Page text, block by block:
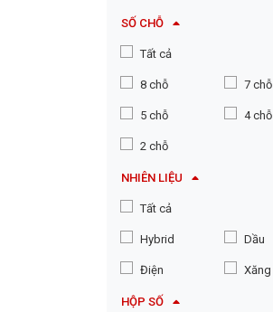
SỐ CHỖ
Tất cả
8 chỗ 7 chỗ
5 chỗ 4 chỗ
2 chỗ
NHIÊN LIỆU
Tất cả
Hybrid Dầu
Điện Xăng
HỘP SỐ